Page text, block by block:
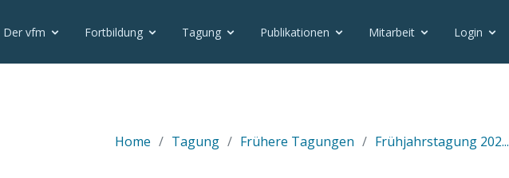
Der vfm Fortbildung Tagung Publikationen Mitarbeit Login
Home Tagung Frühere Tagungen Frühjahrstagung 202...